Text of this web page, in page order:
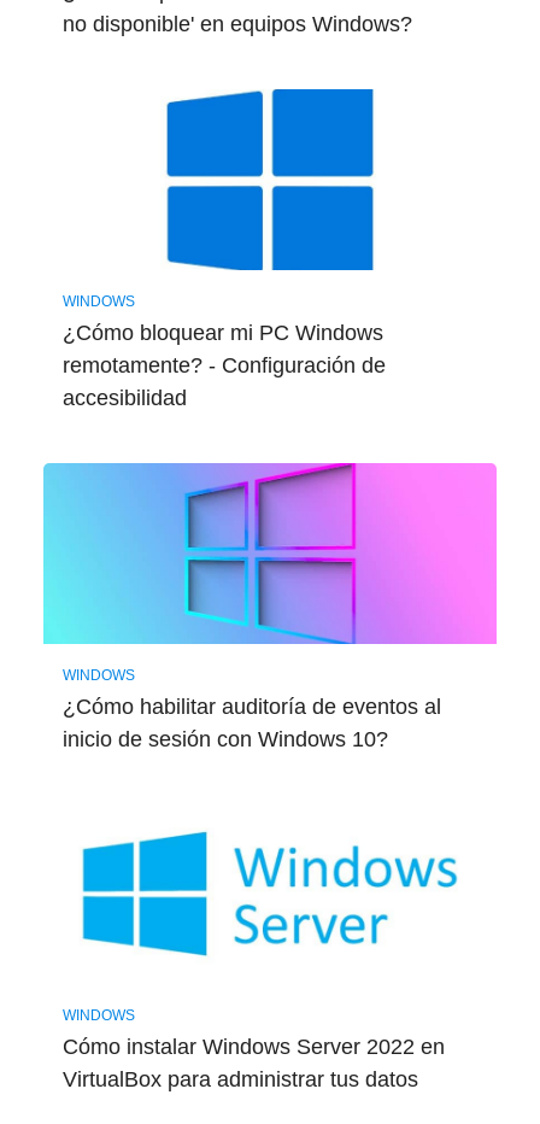
no disponible' en equipos Windows?
WINDOWS
¿Cómo bloquear mi PC Windows
remotamente? - Configuración de
accesibilidad
WINDOWS
¿Cómo habilitar auditoría de eventos al
inicio de sesión con Windows 10?
WINDOWS
Cómo instalar Windows Server 2022 en
VirtualBox para administrar tus datos